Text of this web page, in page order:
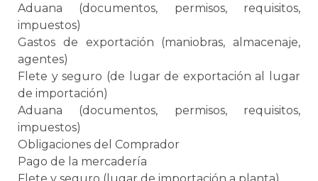
Aduana (documentos, permisos, requisitos,
impuestos)
Gastos de exportación (maniobras, almacenaje,
agentes)
Flete y seguro (de lugar de exportación al lugar
de importación)
Aduana (documentos, permisos, requisitos,
impuestos)
Obligaciones del Comprador
Pago de la mercadería